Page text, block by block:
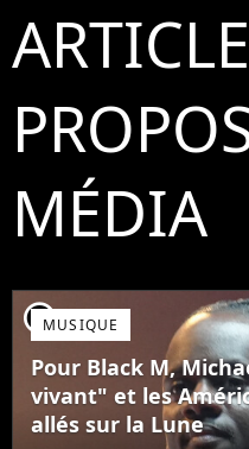
MÉDIA
player2MUSIQUE
Pour Black M,
vivant" et les
allés sur la Lune